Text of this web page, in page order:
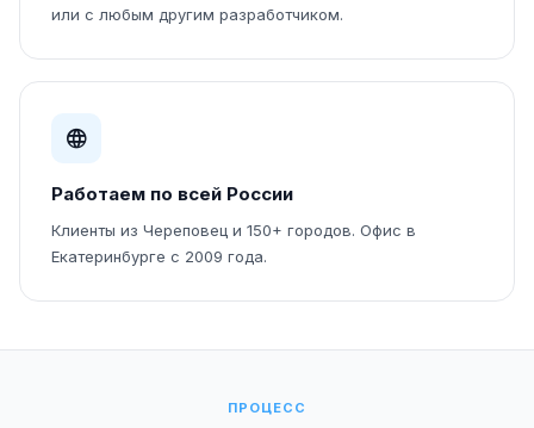
или с любым другим разработчиком.
Работаем по всей России
Клиенты из Череповец и 150+ городов. Офис в
Екатеринбурге с 2009 года.
ПРОЦЕСС